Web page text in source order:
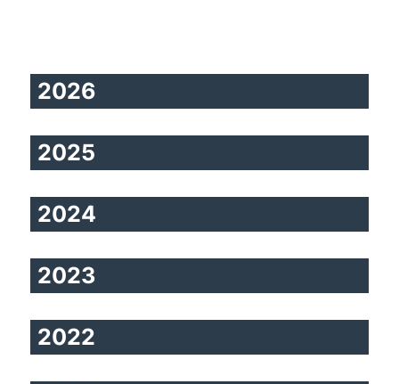
2026
2025
2024
2023
2022